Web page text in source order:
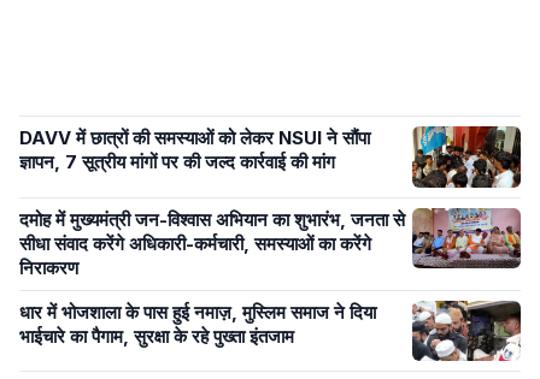
DAVV में छात्रों की समस्याओं को लेकर NSUI ने सौंपा
ज्ञापन, 7 सूत्रीय मांगों पर की जल्द कार्रवाई की मांग
दमोह में मुख्यमंत्री जन-विश्वास अभियान का शुभारंभ, जनता से
सीधा संवाद करेंगे अधिकारी-कर्मचारी, समस्याओं का करेंगे
निराकरण
धार में भोजशाला के पास हुई नमाज़, मुस्लिम समाज ने दिया
भाईचारे का पैगाम, सुरक्षा के रहे पुख्ता इंतजाम